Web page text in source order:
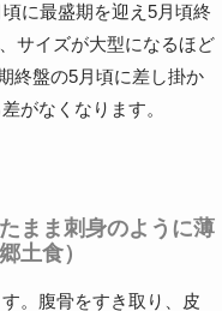
に最盛期を迎え5月頃終
サイズが大型になるほど
終盤の5月頃に差し掛か
がなくなります。
まま刺身のように薄
土食）
。腹骨をすき取り、皮